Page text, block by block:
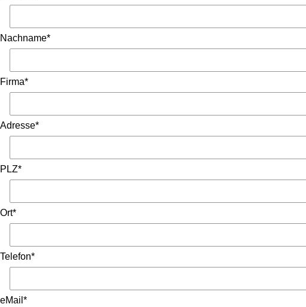
Nachname*
Firma*
Adresse*
PLZ*
Ort*
Telefon*
eMail*